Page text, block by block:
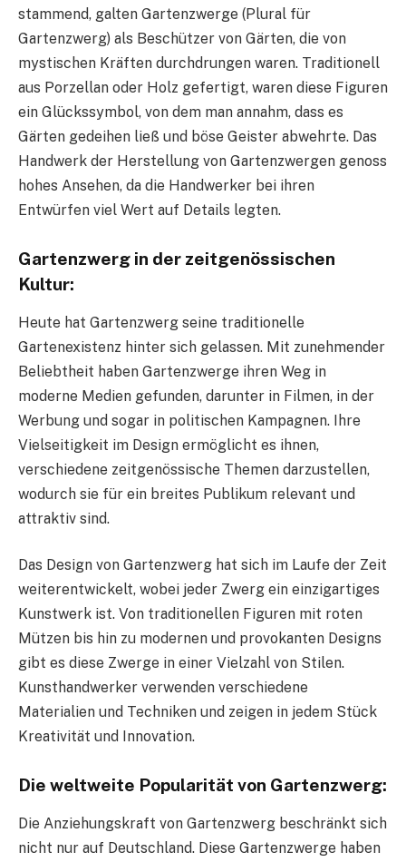
stammend, galten Gartenzwerge (Plural für
Gartenzwerg) als Beschützer von Gärten, die von
mystischen Kräften durchdrungen waren. Traditionell
aus Porzellan oder Holz gefertigt, waren diese Figuren
ein Glückssymbol, von dem man annahm, dass es
Gärten gedeihen ließ und böse Geister abwehrte. Das
Handwerk der Herstellung von Gartenzwergen genoss
hohes Ansehen, da die Handwerker bei ihren
Entwürfen viel Wert auf Details legten.
Gartenzwerg in der zeitgenössischen
Kultur:
Heute hat Gartenzwerg seine traditionelle
Gartenexistenz hinter sich gelassen. Mit zunehmender
Beliebtheit haben Gartenzwerge ihren Weg in
moderne Medien gefunden, darunter in Filmen, in der
Werbung und sogar in politischen Kampagnen. Ihre
Vielseitigkeit im Design ermöglicht es ihnen,
verschiedene zeitgenössische Themen darzustellen,
wodurch sie für ein breites Publikum relevant und
attraktiv sind.
Das Design von Gartenzwerg hat sich im Laufe der Zeit
weiterentwickelt, wobei jeder Zwerg ein einzigartiges
Kunstwerk ist. Von traditionellen Figuren mit roten
Mützen bis hin zu modernen und provokanten Designs
gibt es diese Zwerge in einer Vielzahl von Stilen.
Kunsthandwerker verwenden verschiedene
Materialien und Techniken und zeigen in jedem Stück
Kreativität und Innovation.
Die weltweite Popularität von Gartenzwerg:
Die Anziehungskraft von Gartenzwerg beschränkt sich
nicht nur auf Deutschland. Diese Gartenzwerge haben